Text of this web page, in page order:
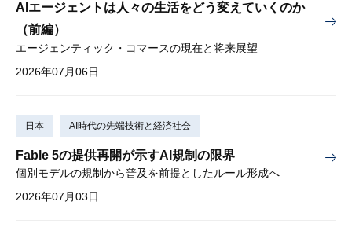
AIエージェントは人々の生活をどう変えていくのか
（前編）
エージェンティック・コマースの現在と将来展望
2026年07月06日
日本 AI時代の先端技術と経済社会
Fable 5の提供再開が示すAI規制の限界
個別モデルの規制から普及を前提としたルール形成へ
2026年07月03日